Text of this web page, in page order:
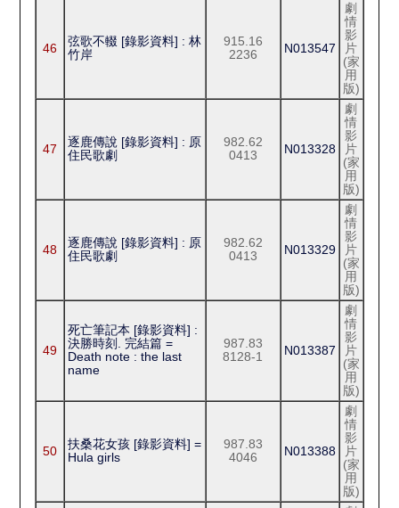
46
弦歌不輟 [錄影資料] : 林
竹岸
915.16
2236
N013547
劇
情
影
片
(家
用
版)
47
逐鹿傳說 [錄影資料] : 原
住民歌劇
982.62
0413
N013328
劇
情
影
片
(家
用
版)
48
逐鹿傳說 [錄影資料] : 原
住民歌劇
982.62
0413
N013329
劇
情
影
片
(家
用
版)
49
死亡筆記本 [錄影資料] :
決勝時刻. 完結篇 =
Death note : the last
name
987.83
8128-1
N013387
劇
情
影
片
(家
用
版)
50
扶桑花女孩 [錄影資料] =
Hula girls
987.83
4046
N013388
劇
情
影
片
(家
用
版)